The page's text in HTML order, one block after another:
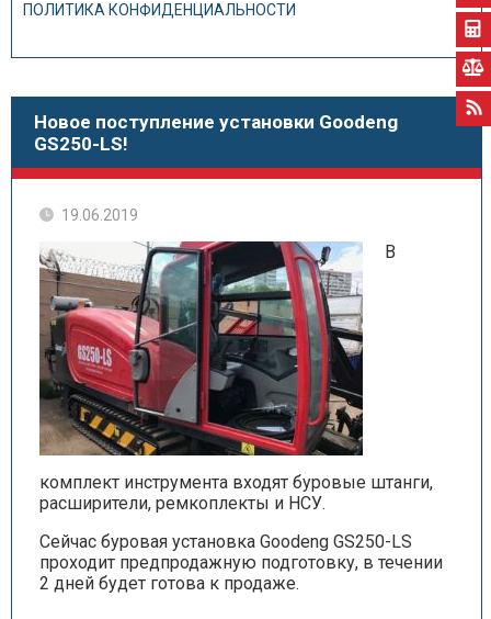
ПОЛИТИКА КОНФИДЕНЦИАЛЬНОСТИ
Новое поступление установки Goodeng
GS250-LS!
19.06.2019
В
комплект инструмента входят буровые штанги,
расширители, ремкоплекты и НСУ.
Сейчас буровая установка Goodeng GS250-LS
проходит предпродажную подготовку, в течении
2 дней будет готова к продаже.